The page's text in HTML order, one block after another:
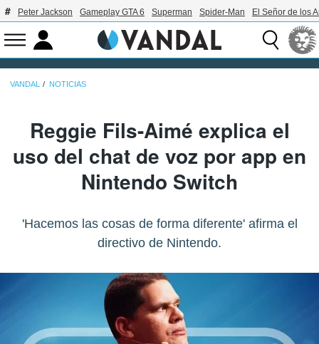
Peter Jackson Gameplay GTA 6 Superman Spider-Man El Señor de los
VANDAL NOTICIAS
Reggie Fils-Aimé explica el
uso del chat de voz por app en
Nintendo Switch
'Hacemos las cosas de forma diferente' afirma el
directivo de Nintendo.